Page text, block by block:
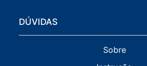
DÚVIDAS
Sobre